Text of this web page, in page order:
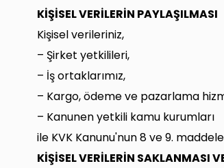
KİŞİSEL VERİLERİN PAYLAŞILMASI
Kişisel verileriniz,
– Şirket yetkilileri,
– İş ortaklarımız,
– Kargo, ödeme ve pazarlama
– Kanunen yetkili kamu kurumları
ile KVK Kanunu'nun 8 ve 9.
KİŞİSEL VERİLERİN SAKLANMASI